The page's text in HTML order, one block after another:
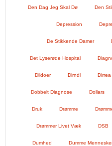
Den Dag Jeg Skal Dø Den
Depression
De Stikkende Damer
Det Lyserøde Hospital
Dildoer Dirndl Dirrea
Dobbelt Diagnose Dollars
Druk Drømme
Drømmer Livet Væk DSB
Dumhed Dumme